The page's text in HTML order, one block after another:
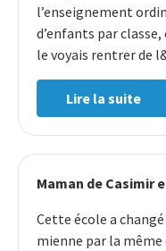
l’enseignement
d’enfants par
le voyais rentrer de
Lire la suite
Maman de Casimir
Cette école a
mienne par la même